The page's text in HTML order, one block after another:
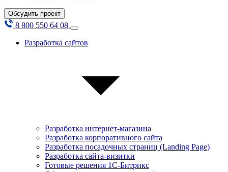
Обсудить проект
8 800 550 64 08
Разработка сайтов
Разработка интернет-магазина
Разработка корпоративного сайта
Разработка посадочных страниц (Landing Page)
Разработка сайта-визитки
Готовые решения 1С-Битрикс